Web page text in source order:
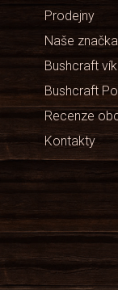
Prodejny
Naše
Bushcraft
Bushcraft
Recenze
Kontakty